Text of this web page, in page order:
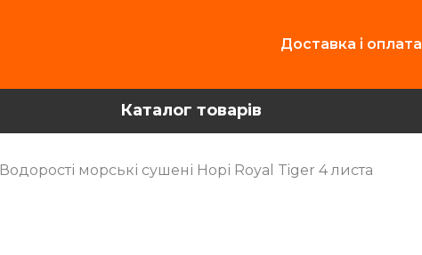
Доставка і оплата
Каталог товарів
Водорості морські сушені Норі Royal Tiger 4 листа